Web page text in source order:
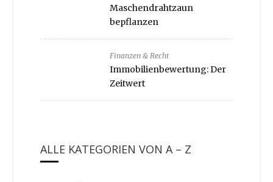
Maschendrahtzaun
bepflanzen
Finanzen & Recht
Immobilienbewertung: Der
Zeitwert
ALLE KATEGORIEN VON A – Z